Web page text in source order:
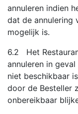
annuleren indien
dat de annulering
mogelijk is.
6.2 Het
annuleren in
niet beschikbaar
door de Besteller
onbereikbaar